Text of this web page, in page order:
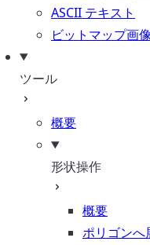
ASCII テキスト
ビットマップ画
ツール
概要
形状操作
概要
ポリゴンへ